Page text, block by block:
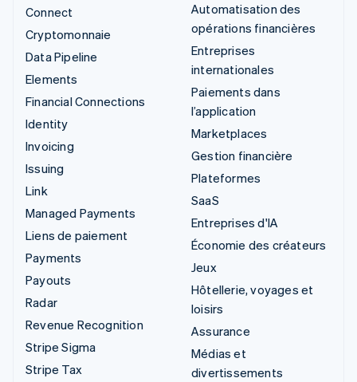
Connect
Cryptomonnaie
Data Pipeline
Elements
Financial Connections
Identity
Invoicing
Issuing
Link
Managed Payments
Liens de paiement
Payments
Payouts
Radar
Revenue Recognition
Stripe Sigma
Stripe Tax
Automatisation des
opérations financières
Entreprises
internationales
Paiements dans
l’application
Marketplaces
Gestion financière
Plateformes
SaaS
Entreprises d'IA
Économie des créateurs
Jeux
Hôtellerie, voyages et
loisirs
Assurance
Médias et
divertissements